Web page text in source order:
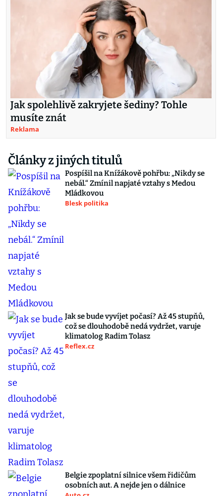
Jak spolehlivě zakryjete šediny? Tohle
musíte znát
Reklama
Články z jiných titulů
Pospíšil na Knížákově pohřbu: „Nikdy se
nebál.“ Zmínil napjaté vztahy s Medou
Mládkovou
Blesk politika
Jak se bude vyvíjet počasí? Až 45 stupňů,
což se dlouhodobě nedá vydržet, varuje
klimatolog Radim Tolasz
Reflex.cz
Belgie zpoplatní silnice všem řidičům
osobních aut. A nejde jen o dálnice